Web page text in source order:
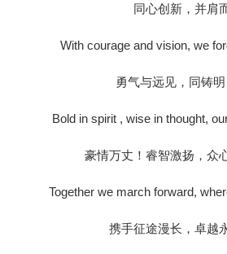
同心创新，并肩
With courage and vision, we
勇气与远见，同铸明
Bold in spirit , wise in thought,
豪情万丈！睿智激扬，众
Together we march forward,
携手征途漫长，卓越